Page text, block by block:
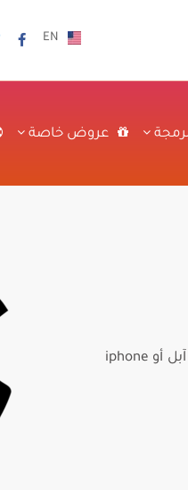
EN
عروض خاصة
تطبيقات الآيفون مخصصة لنظام تشغيل آبل ولهذا النظام تطبيقات خاصة به تدعى تطبيق آبل أو iphone